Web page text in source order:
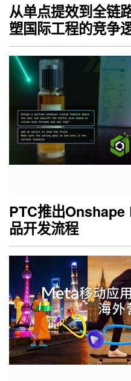
从单点提效到全链
塑国际工程的竞争
PTC推出
品开发流程